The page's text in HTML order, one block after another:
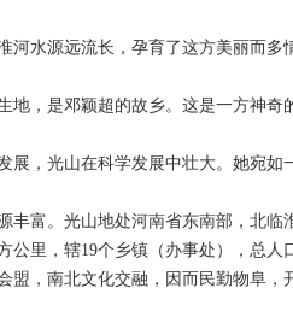
水源远流长，孕育了这方美丽而多
，是邓颖超的故乡。这是一方神奇
，光山在科学发展中壮大。她宛如
富。光山地处河南省东南部，北临
公里，辖19个乡镇（办事处），总
盟，南北文化交融，因而民勤物阜，